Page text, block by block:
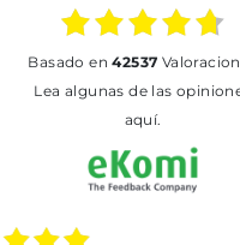
basado en42537
Lea algunas de las opiniones
aquí.